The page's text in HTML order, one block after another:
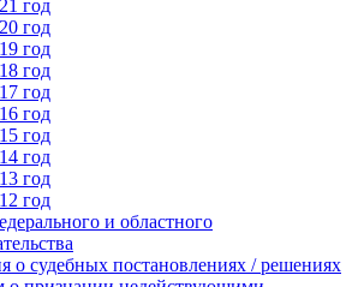
год
год
год
год
год
год
год
год
год
год
и областного
о судебных постановлениях / решениях